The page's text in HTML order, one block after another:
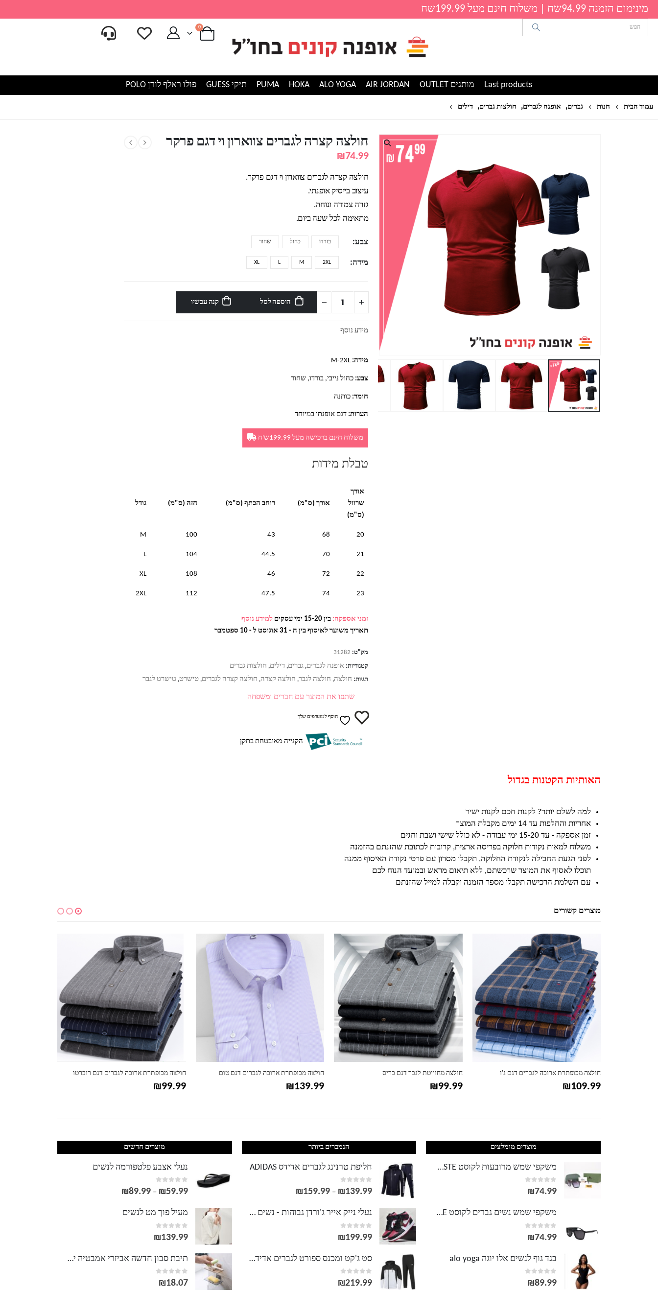
מינימום הזמנה 94.99שח | משלוח חינם מעל 199.99שח
0
Last products מותגים OUTLET AIR JORDAN
ALO YOGA
HOKA
PUMA תיקי GUESS פולו ראלף לורן POLO
עמוד הבית חנות גברים, אופנה לגברים, חולצות גברים, דילים
חולצה קצרה לגברים צווארון וי דגם פרקר
₪74.99
חולצה קצרה לגברים צווארון וי דגם פרקר.
עיצוב בייסיק אופנתי.
גזרה צמודה ונוחה.
מתאימה לכל שעה ביום.
צבע בורדו כחול שחור
מידה 2XL
M
L
XL
הוספה לסל קנה עכשיו
מידע נוסף
מידה: M-2XL
צבע: כחול נייבי, בורדו, שחור
חומר: כותנה
הערות: דגם אופנתי במיוחד
משלוח חינם ברכישה מעל 199.99ש'ח
טבלת מידות
אורך
שרוול
(ס"מ)
אורך (ס"מ) רוחב הכתף (ס"מ) חזה (ס"מ) גודל
20
68
43
100
M
21
70
44.5
104
L
22
72
46
108
XL
23
74
47.5
112
2XL
זמני אספקה: בין 15-20 ימי עסקים
למידע נוסף
תאריך משוער לאיסוף בין ה - 31 אוגוסט ל - 10 ספטמבר
מק"ט: 31282
קטגוריות: אופנה לגברים, גברים, דילים, חולצות גברים
תגיות: חולצה, חולצה לגבר, חולצה קצרה, חולצה קצרה לגברים, טישרט, טישרט לגבר
שתפו את המוצר עם חברים ומשפחה
הוסף למועדפים שלך
הקנייה מאובטחת בתקן
האותיות הקטנות בגדול
למה לשלם יותר? לקנות חכם לקנות ישיר
אחריות והחלפות עד 14 ימים מקבלת המוצר
זמן אספקה - עד 15-20 ימי עבודה - לא כולל שישי ושבת וחגים
משלוח למאות נקודות חלוקה בפריסה ארצית, קרובות לכתובת שהזנתם בהזמנה
לפני הגעת החבילה לנקודת החלוקה, תקבלו מסרון עם פרטי נקודת האיסוף ממנה
תוכלו לאסוף את המוצר שרכשתם, ללא תיאום מראש ובמועד הנוח לכם
עם השלמת הרכישה תקבלו מספר הזמנה וקבלה למייל שהזנתם
מוצרים קשורים
חולצה מכופתרת ארוכה לגברים דגם ג'ו
₪109.99
חולצה מחוייטת לגבר דגם כריס
₪99.99
למוצר זה יש מספר סוגים. ניתן לבחור את האפשרויות בעמוד המוצר
חולצה מכופתרת ארוכה לגברים דגם טום
₪139.99
חולצה מכופתרת ארוכה לגברים דגם רוברטו
₪99.99
מוצרים מומלצים
משקפי שמש מרובעות לקוסט LACOSTE
0
out of 5
₪74.99
משקפי שמש נשים גברים לקוסט LACOSTE
0
out of 5
₪74.99
בגד גוף לנשים אלו יוגה alo yoga
0
out of 5
₪89.99
הנמכרים ביותר
חליפת טרנינג לגברים אדידס ADIDAS
0
out of 5
₪139.99
–
₪159.99
טווח
נעלי נייק אייר ג'ורדן גבוהות - נשים גברים NIKE AIR JORDAN
0
out of 5
₪199.99
סט ג'קט ומכנס ספורט לגברים אדידס ADIDAS
0
out of 5
₪219.99
מוצרים חדשים
נעלי אצבע פלטפורמה לנשים
0
out of 5
₪59.99
–
₪89.99
מעיל פוך מט לנשים
0
out of 5
₪139.99
תיבת סבון חדשה אביזרי אמבטיה יצירתיים שקוף PP ניקוז קיר תלוי בעל סבון ריחני מדף ספוג ארגונית
0
out of 5
₪18.07